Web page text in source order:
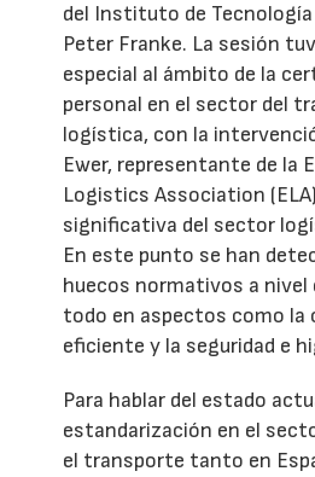
del Instituto de Tecnología
Peter Franke. La sesión
especial al ámbito de la
personal en el sector del
logística, con la
Ewer, representante de la
Logistics Association
significativa del sector
En este punto se han
huecos normativos a nivel
todo en aspectos como la
eficiente y la seguridad e
Para hablar del estado
estandarización en el
el transporte tanto en